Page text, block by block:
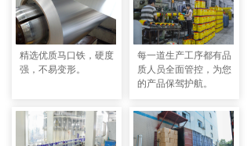
精选优质马口铁，硬度
强，不易变形。
每一道生产工序都有品
质人员全面管控，为您
的产品保驾护航。